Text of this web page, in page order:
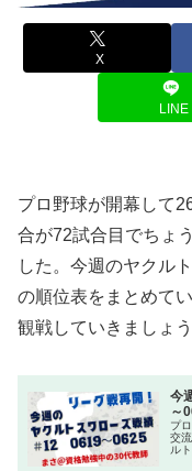
X
LINE
プロ野球が開幕して
合が72試合目でちょ
した。今週のヤクル
の順位表をまとめて
観戦していきましょう
今
～
プ
交
ル